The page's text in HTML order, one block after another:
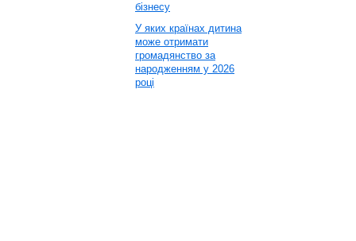
бізнесу
У яких країнах дитина
може отримати
громадянство за
народженням у 2026
році